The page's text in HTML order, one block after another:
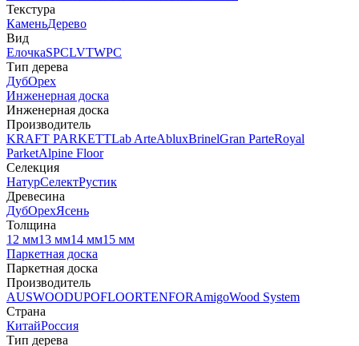
Текстура
КаменьДерево
Вид
ЕлочкаSPCLVTWPC
Тип дерева
ДубОрех
Инженерная доска
Инженерная доска
Производитель
KRAFT PARKETTLab ArteAbluxBrinelGran ParteRoyal
ParketAlpine Floor
Селекция
НатурСелектРустик
Древесина
ДубОрехЯсень
Толщина
12 мм13 мм14 мм15 мм
Паркетная доска
Паркетная доска
Производитель
AUSWOODUPOFLOORTENFORAmigoWood System
Страна
КитайРоссия
Тип дерева